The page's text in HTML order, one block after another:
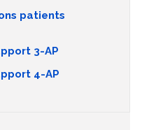
patients
3-AP
4-AP